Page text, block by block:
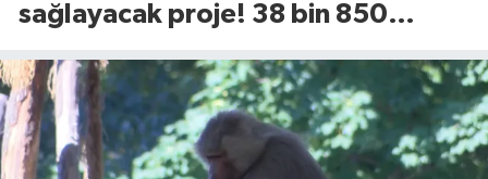
sağlayacak proje! 38 bin 850